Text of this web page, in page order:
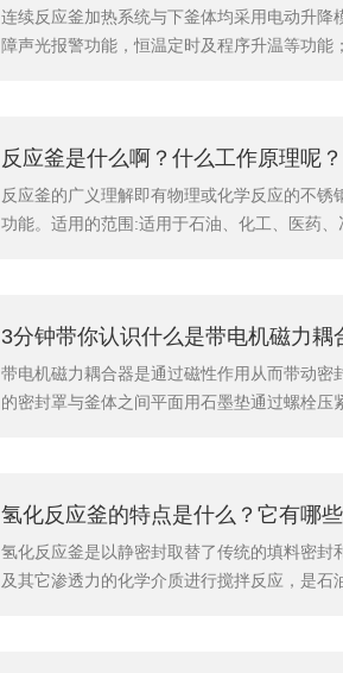
连续反应釜加热系统与下釜体均采用电动升
障声光报警功能，恒温定时及程序升温等功
反应釜是什么啊？什么工作原理呢？
反应釜的广义理解即有物理或化学反应的不
功能。适用的范围:适用于石油、化工、医药
3分钟带你认识什么是带电机磁力耦
带电机磁力耦合器是通过磁性作用从而带动
的密封罩与釜体之间平面用石墨垫通过螺栓
氢化反应釜的特点是什么？它有哪
氢化反应釜是以静密封取替了传统的填料密
及其它渗透力的化学介质进行搅拌反应，是